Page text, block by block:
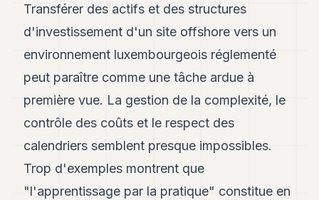
Transférer des actifs et des structures
d'investissement d'un site offshore vers un
environnement luxembourgeois réglementé
peut paraître comme une tâche ardue à
première vue. La gestion de la complexité, le
contrôle des coûts et le respect des
calendriers semblent presque impossibles.
Trop d'exemples montrent que
"l'apprentissage par la pratique" constitue en